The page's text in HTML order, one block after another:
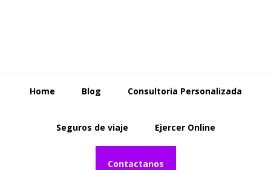
Home Blog Consultoria Personalizada
Seguros de viaje Ejercer Online
Contactanos